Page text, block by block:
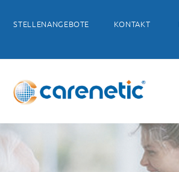
STELLENANGEBOTE KONTAKT